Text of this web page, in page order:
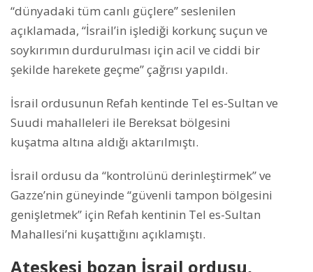
“dünyadaki tüm canlı güçlere” seslenilen
açıklamada, “İsrail’in işlediği korkunç suçun ve
soykırımın durdurulması için acil ve ciddi bir
şekilde harekete geçme” çağrısı yapıldı.
İsrail ordusunun Refah kentinde Tel es-Sultan ve
Suudi mahalleleri ile Bereksat bölgesini
kuşatma altına aldığı aktarılmıştı.
İsrail ordusu da “kontrolünü derinleştirmek” ve
Gazze’nin güneyinde “güvenli tampon bölgesini
genişletmek” için Refah kentinin Tel es-Sultan
Mahallesi’ni kuşattığını açıklamıştı.
Ateşkesi bozan İsrail ordusu,